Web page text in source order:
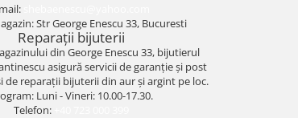
Str George Enescu 33, Bucuresti
Reparații bijuterii
din George Enescu 33, bijutierul
asigură servicii de garanție și post
de reparații bijuterii din aur și argint pe loc.
Luni - Vineri: 10.00-17.30.
Telefon: